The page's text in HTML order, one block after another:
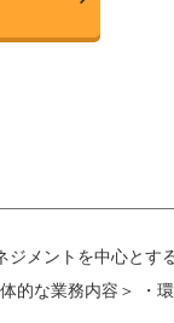
ジメントを中心と
的な業務内容＞ ・